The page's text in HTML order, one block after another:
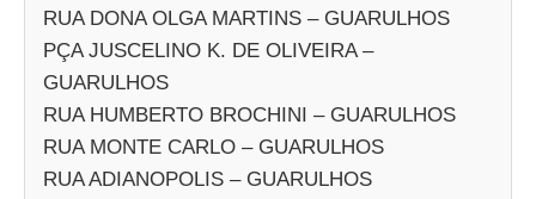
RUA DONA OLGA MARTINS – GUARULHOS
PÇA JUSCELINO K. DE OLIVEIRA –
GUARULHOS
RUA HUMBERTO BROCHINI – GUARULHOS
RUA MONTE CARLO – GUARULHOS
RUA ADIANOPOLIS – GUARULHOS